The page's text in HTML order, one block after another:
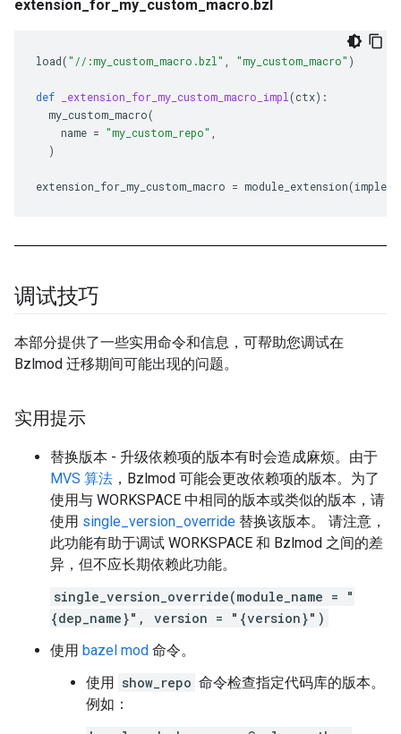
extension_for_my_custom_macro.bzl
load("//:my_custom_macro.bzl" "my_custom_macro" )
def _extension_for_my_custom_macro_impl (ctx):
my_custom_macro(
name = "my_custom_repo"
)
extension_for_my_custom_macro = module_extension(
调试技巧
本部分提供了一些实用命令和信息，可帮助您调试在
Bzlmod 迁移期间可能出现的问题。
实用提示
替换版本 - 升级依赖项的版本有时会造成麻烦。由于
MVS 算法 ，Bzlmod 可能会更改依赖项的版本。为了
使用与 WORKSPACE 中相同的版本或类似的版本，请
使用 single_version_override 替换该版本。 请注意，
此功能有助于调试 WORKSPACE 和 Bzlmod 之间的差
异，但不应长期依赖此功能。
single_version_override(module_name = "
{dep_name}", version = "{version}")
使用 bazel mod 命令。
使用 show_repo 命令检查指定代码库的版本。
例如：